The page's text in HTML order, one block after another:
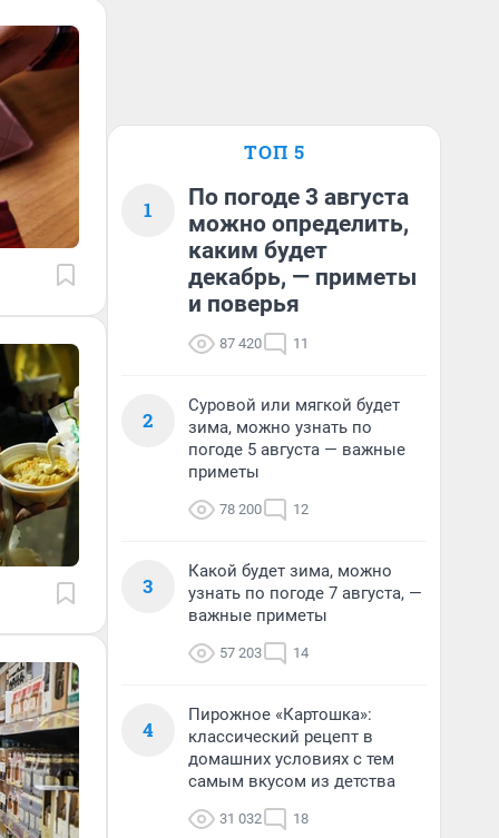
ТОП 5
1
По погоде 3 августа
можно определить,
каким будет
декабрь, — приметы
и поверья
87 420 11
2
Суровой или мягкой будет
зима, можно узнать по
погоде 5 августа — важные
приметы
78 200 12
3
Какой будет зима, можно
узнать по погоде 7 августа, —
важные приметы
57 203 14
4
Пирожное «Картошка»:
классический рецепт в
домашних условиях с тем
самым вкусом из детства
31 032 18